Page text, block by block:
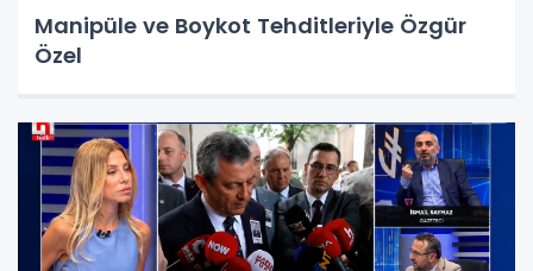
Manipüle ve Boykot Tehditleriyle Özgür
Özel